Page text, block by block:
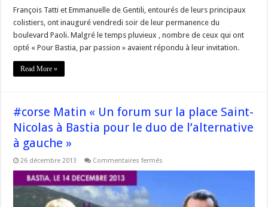
François Tatti et Emmanuelle de Gentili, entourés de leurs principaux
colistiers, ont inauguré vendredi soir de leur permanence du
boulevard Paoli. Malgré le temps pluvieux , nombre de ceux qui ont
opté « Pour Bastia, par passion » avaient répondu à leur invitation.
Read More »
#corse Matin « Un forum sur la place Saint-
Nicolas à Bastia pour le duo de l’alternative
à gauche »
26 décembre 2013 Commentaires fermés